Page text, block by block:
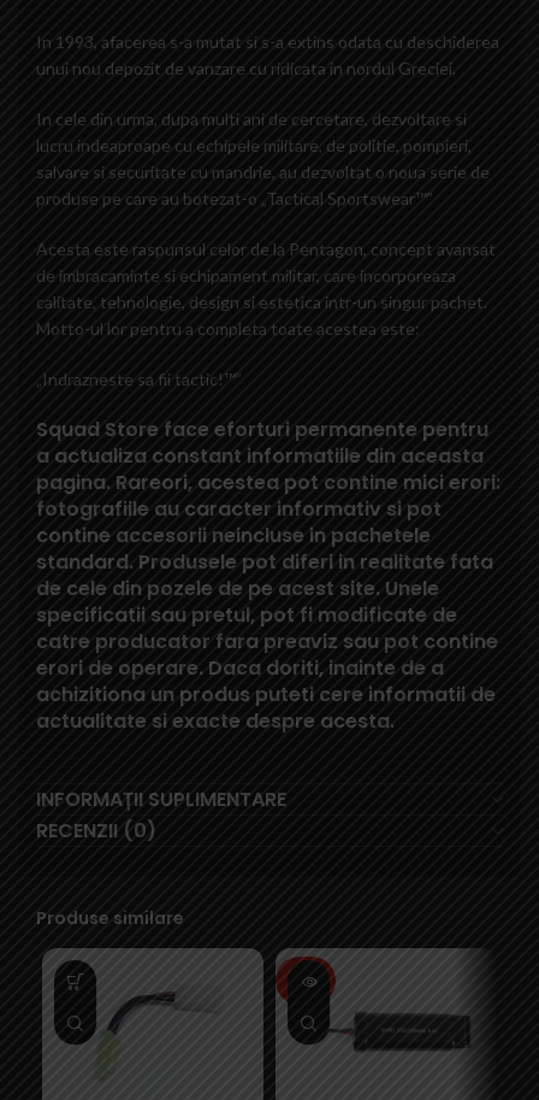
In 1993, afacerea s-a mutat si s-a extins odata cu deschiderea
unui nou depozit de vanzare cu ridicata in nordul Greciei.
In cele din urma, dupa multi ani de cercetare, dezvoltare si
lucru indeaproape cu echipele militare, de politie, pompieri,
salvare si securitate cu mandrie, au dezvoltat o noua serie de
produse pe care au botezat-o „Tactical Sportswear™”
Acesta este raspunsul celor de la Pentagon, concept avansat
de imbracaminte si echipament militar, care incorporeaza
calitate, tehnologie, design si estetica intr-un singur pachet.
Motto-ul lor pentru a completa toate acestea este:
„Indrazneste sa fii tactic!™”
Squad Store face eforturi permanente pentru
a actualiza constant informatiile din aceasta
pagina. Rareori, acestea pot contine mici erori:
fotografiile au caracter informativ si pot
contine accesorii neincluse in pachetele
standard. Produsele pot diferi in realitate fata
de cele din pozele de pe acest site. Unele
specificatii sau pretul, pot fi modificate de
catre producator fara preaviz sau pot contine
erori de operare. Daca doriti, inainte de a
achizitiona un produs puteti cere informatii de
actualitate si exacte despre acesta.
INFORMAȚII SUPLIMENTARE
RECENZII (0)
Produse similare
SOLD
OUT